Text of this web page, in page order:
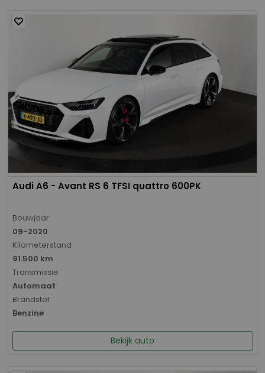
Audi A6 - Avant RS 6 TFSI quattro 600PK
Bouwjaar
09-2020
Kilometerstand
91.500 km
Transmissie
Automaat
Brandstof
Benzine
Bekijk auto